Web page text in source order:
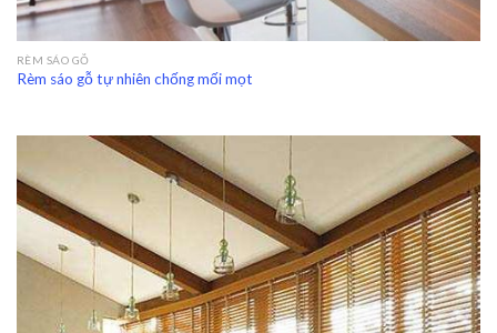
RÈM SÁO GỖ
Rèm sáo gỗ tự nhiên chống mối mọt